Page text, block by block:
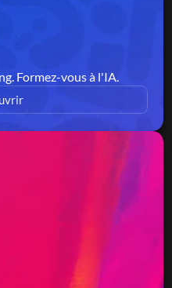
Formez-vous à l'IA.